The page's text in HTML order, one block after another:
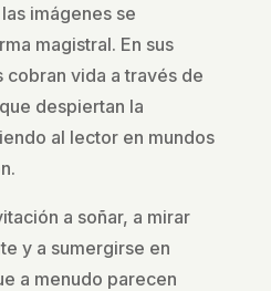
imágenes se
magistral. En sus
vida a través de
despiertan la
al lector en mundos
a soñar, a mirar
y a sumergirse en
a menudo parecen